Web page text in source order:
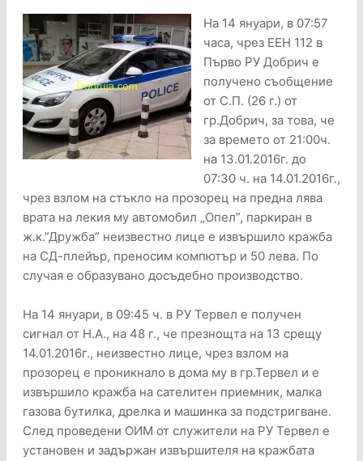
На 14 януари, в 07:57
часа, чрез ЕЕН 112 в
Първо РУ Добрич e
получено съобщение
от С.П. (26 г.) от
гр.Добрич, за това, че
за времето от 21:00ч.
на 13.01.2016г. до
07:30 ч. на 14.01.2016г.,
чрез взлом на стъкло на прозорец на предна лява
врата на лекия му автомобил „Опел”, паркиран в
ж.к.”Дружба” неизвестно лице е извършило кражба
на СД-плейър, преносим компютър и 50 лева. По
случая е образувано досъдебно производство.
На 14 януари, в 09:45 ч. в РУ Тервел е получен
сигнал от Н.А., на 48 г., че презнощта на 13 срещу
14.01.2016г., неизвестно лице, чрез взлом на
прозорец е проникнало в дома му в гр.Тервел и е
извършило кражба на сателитен приемник, малка
газова бутилка, дрелка и машинка за подстригване.
След проведени ОИМ от служители на РУ Тервел е
установен и задържан извършителя на кражбата